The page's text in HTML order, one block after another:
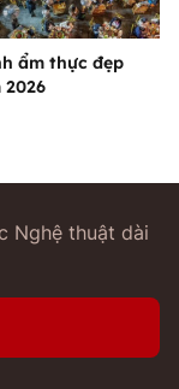
ẩm thực đẹp
Nghệ thuật dài